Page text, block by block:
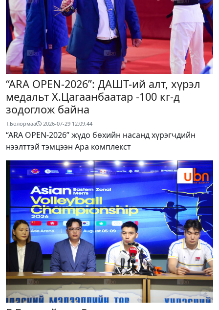
“ARA OPEN-2026”: ДАШТ-ий алт, хүрэл
медальт Х.Цагаанбаатар -100 кг-д
зодоглож байна
Т.Болормаа 2026-07-29 12:09:44
“ARA OPEN-2026” жүдо бөхийн насанд хүрэгчдийн
нээлттэй тэмцээн Ара комплекст